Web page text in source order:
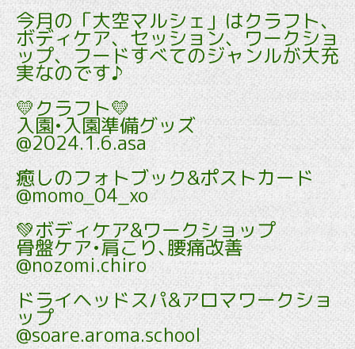
今月の「大空マルシェ」はクラフト、
ボディケア、セッション、ワークショ
ップ、フードすべてのジャンルが大充
実なのです♪
💛クラフト💛
入園•入園準備グッズ
@2024.1.6.asa
癒しのフォトブック&ポストカード
@momo_04_xo
💚ボディケア&ワークショップ
骨盤ケア•肩こり､腰痛改善
@nozomi.chiro
ドライヘッドスパ&アロマワークショ
ップ
@soare.aroma.school